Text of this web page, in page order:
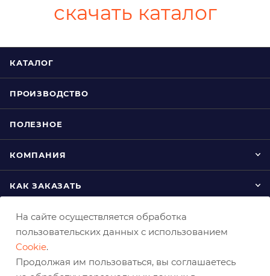
скачать каталог
КАТАЛОГ
ПРОИЗВОДСТВО
ПОЛЕЗНОЕ
КОМПАНИЯ
КАК ЗАКАЗАТЬ
На сайте осуществляется обработка
пользовательских данных с использованием
Cookie.
Продолжая им пользоваться, вы соглашаетесь